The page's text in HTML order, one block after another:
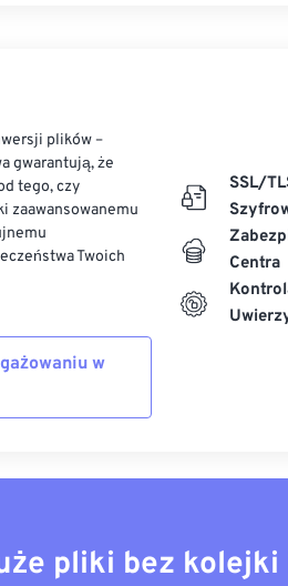
plików –
gwarantują, że
tego, czy
zaawansowanemu
Twoich
w
SSL/
Centra
pliki bez